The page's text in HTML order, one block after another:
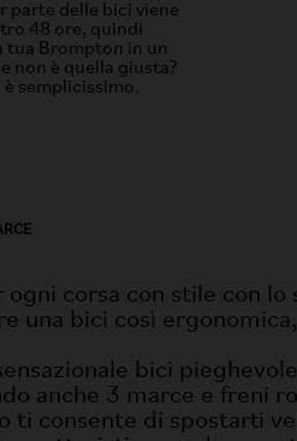
parte delle bici viene
48 ore, quindi
tua Brompton in un
non è quella giusta?
semplicissimo.
ogni corsa con stile con
una bici così
bici
anche 3 marce e freni
ti consente di spostarti